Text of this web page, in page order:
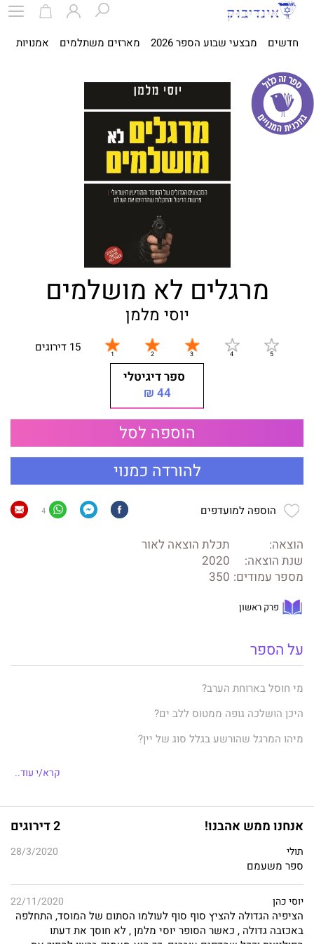
חדשים מבצעי שבוע הספר 2026 מארזים משתלמים אמנויות
מרגלים לא מושלמים
יוסי מלמן
15 דירוגים
ספר דיגיטלי
44 ₪
הוספה לסל
להורדה כמנוי
הוספה למועדפים 4
הוצאה:
תכלת הוצאה לאור
שנת הוצאה:
2020
מספר עמודים: 350
פרק ראשון
על הספר
מי חוסל בארוחת הערב?
היכן הושלכה גופה ממטוס ללב ים?
מיהו המרגל שהורשע בגלל סוג של יין?
גבורה ומבצעים נועזים, סיכול איומים ונטרול סכנות. אך מאחורי מסך
החשאיות הכבד, חוסים לא רק הישגים אלא גם מאבקים פנימיים
ומלחמות אגו, תקלות שאי אפשר היה לצפות ובוגדים שאי אפשר היה
קרא/י עוד..
אנחנו ממש אהבנו! 2 דירוגים
תולי 28/3/2020
ספר משעמם
יוסי כהן 22/11/2020
הציפיה הגדולה להציץ סוף סוף לעולמו הסתום של המוסד, התחלפה
באכזבה גדולה , כאשר הסופר יוסי מלמן , לא חוסך את דעתו